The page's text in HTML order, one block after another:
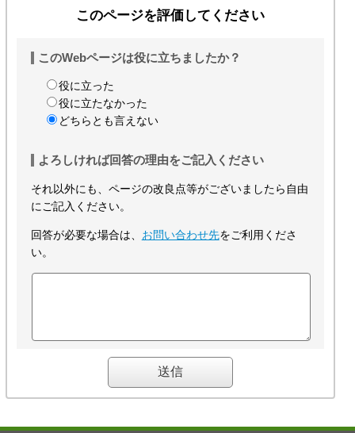
このページを評価してください
このWebページは役に立ちましたか？
役に立った
役に立たなかった
どちらとも言えない
よろしければ回答の理由をご記入ください
それ以外にも、ページの改良点等がございましたら自由
にご記入ください。
回答が必要な場合は、 お問い合わせ先をご利用くださ
い。